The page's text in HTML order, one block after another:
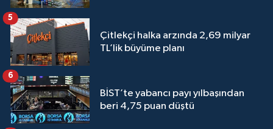
Çitlekçi halka arzında 2,69 milyar
TL’lik büyüme planı
5
BİST’te yabancı payı yılbaşından
beri 4,75 puan düştü
6